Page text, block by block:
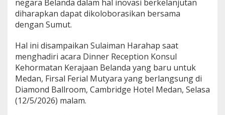
n
B
a
d
a
d
i
M
e
negara Belanda dalam hal inovasi berkelanjutan
diharapkan dapat dikoloborasikan bersama
dengan Sumut.
Hal ini disampaikan Sulaiman Harahap saat
menghadiri acara Dinner Reception Konsul
Kehormatan Kerajaan Belanda yang baru untuk
Medan, Firsal Ferial Mutyara yang berlangsung di
Diamond Ballroom, Cambridge Hotel Medan, Selasa
(12/5/2026) malam.